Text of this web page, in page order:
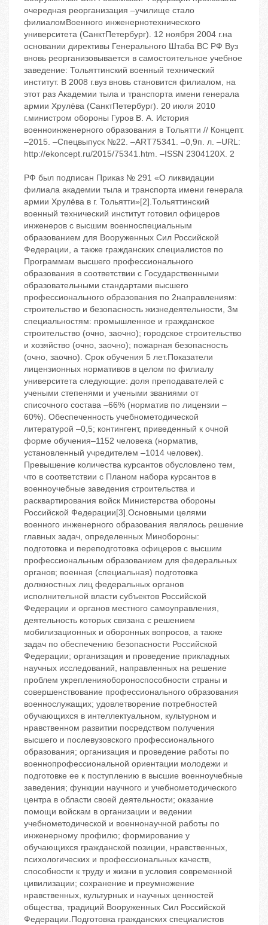
очередная реорганизация –училище стало
филиаломВоенного инженернотехнического
университета (СанктПетербург). 12 ноября 2004 г.на
основании директивы Генерального Штаба ВС РФ Вуз
вновь реорганизовывается в самостоятельное учебное
заведение: Тольяттинский военный технический
институт. В 2008 г.вуз вновь становится филиалом, на
этот раз Академии тыла и транспорта имени генерала
армии Хрулёва (СанктПетербург). 20 июля 2010
г.министром обороны Гуров В. А. История
военноинженерного образования в Тольятти // Концепт.
–2015. –Спецвыпуск №22. –ART75341. –0,9п. л. –URL:
http://ekoncept.ru/2015/75341.htm. –ISSN 2304120X. 2
РФ был подписан Приказ № 291 «О ликвидации
филиала академии тыла и транспорта имени генерала
армии Хрулёва в г. Тольятти»[2].Тольяттинский
военный технический институт готовил офицеров
инженеров с высшим военноспециальным
образованием для Вооруженных Сил Российской
Федерации, а также гражданских специалистов по
Программам высшего профессионального
образования в соответствии с Государственными
образовательными стандартами высшего
профессионального образования по 2направлениям:
строительство и безопасность жизнедеятельности, 3м
специальностям: промышленное и гражданское
строительство (очно, заочно); городское строительство
и хозяйство (очно, заочно); пожарная безопасность
(очно, заочно). Срок обучения 5 лет.Показатели
лицензионных нормативов в целом по филиалу
университета следующие: доля преподавателей с
учеными степенями и учеными званиями от
списочного состава –66% (норматив по лицензии –
60%). Обеспеченность учебнометодической
литературой –0,5; контингент, приведенный к очной
форме обучения–1152 человека (норматив,
установленный учредителем –1014 человек).
Превышение количества курсантов обусловлено тем,
что в соответствии с Планом набора курсантов в
военноучебные заведения строительства и
расквартирования войск Министерства обороны
Российской Федерации[3].Основными целями
военного инженерного образования являлось решение
главных задач, определенных Минобороны:
подготовка и переподготовка офицеров с высшим
профессиональным образованием для федеральных
органов; военная (специальная) подготовка
должностных лиц федеральных органов
исполнительной власти субъектов Российской
Федерации и органов местного самоуправления,
деятельность которых связана с решением
мобилизационных и оборонных вопросов, а также
задач по обеспечению безопасности Российской
Федерации; организация и проведение прикладных
научных исследований, направленных на решение
проблем укрепленияобороноспособности страны и
совершенствование профессионального образования
военнослужащих; удовлетворение потребностей
обучающихся в интеллектуальном, культурном и
нравственном развитии посредством получения
высшего и послевузовского профессионального
образования; организация и проведение работы по
военнопрофессиональной ориентации молодежи и
подготовке ее к поступлению в высшие военноучебные
заведения; функции научного и учебнометодического
центра в области своей деятельности; оказание
помощи войскам в организации и ведении
учебнометодической и военнонаучной работы по
инженерному профилю; формирование у
обучающихся гражданской позиции, нравственных,
психологических и профессиональных качеств,
способности к труду и жизни в условия современной
цивилизации; сохранение и преумножение
нравственных, культурных и научных ценностей
общества, традиций Вооруженных Сил Российской
Федерации.Подготовка гражданских специалистов